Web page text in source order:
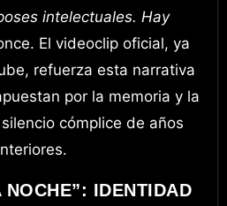
intelectuales. Hay
El videoclip oficial, ya
refuerza esta narrativa
por la memoria y la
cómplice de años
IDENTIDAD